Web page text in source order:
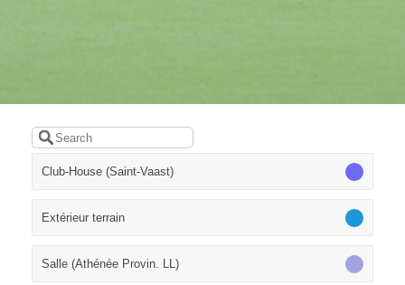
Club-House (Saint-Vaast)
Extérieur terrain
Salle (Athénée Provin. LL)